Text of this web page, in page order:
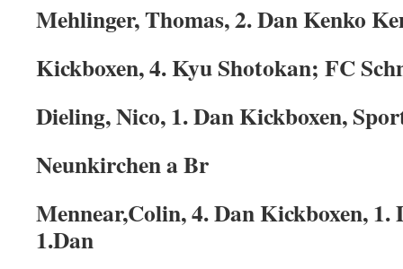
Mehlinger, Thomas, 2. Dan Kenko
Kickboxen, 4. Kyu Shotokan; FC
Dieling, Nico, 1. Dan Kickboxen,
Neunkirchen a Br
Mennear,Colin, 4. Dan Kickboxen, 1.
1.Dan